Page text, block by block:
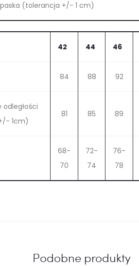
(tolerancja +/- 1 cm)
42 44 46
84 88 92
1cm)
81 85 89
68-
70
72-
74
76-
78
Podobne produkty